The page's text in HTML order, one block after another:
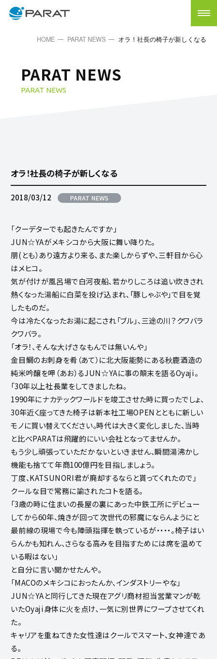
PARAT NEWS
PARAT NEWS
HOME PARAT NEWS オラ！社長の椅子が新しくなる
オラ！社長の椅子が新しくなる
2018/03/12 PARAT NEWS
「クーデターでも起きたんですか」
JUN☆YAがメキシコから大阪に舞い降りた。
朋(とも）あり遠方より来る、また楽しからずや、三軒目から心
はメヒコ。
気が付けが風呂場で白河夜船、若かりしころは追い炊きされ
熱くなった湯船に白菜を投げ込まれ、「豚しゃぶや」で目を覚
したものだ。
今は冷たくなったお湯に起こされ「ブル」、三途の川？クワバラ
クワバラ。
「オラ！、そんな大げさなもんでは無いんや」
金目鯛のお刺身を肴（あて）に北大阪能勢にある秋鹿酒造の
純米吟醸を呷（あお）るJUN☆YAに事の顛末を語るOyaji。
「30年以上社長業をしてきましたね。
1990年にナカテックワールドを竣工させた時に買ったでしょ、
30年近く座ってきた椅子は新本社工場OPENとともに新しい
モノに買い替えてください。時代は大きく変化しました、当時
と比べPARATは飛躍的にいい会社となってませんか。
もう少し頑張っていただかないといきません、瞬間湯沸かし
機能も捨てて年商100億円を目指しましょう。
丁度、KATSUNORI君が廃却するならと貰ってくれたので」
クールな目で常務に諭されたコトを語る。
「3歳の時に住まいの長屋の裏にあった中鉄工所にデビュー
してから60年、焼きが回って次世代の邪魔にならんようにと
最前線の現場で今も陣頭指揮を執っているが・・・・。椅子はい
らんかも知れん、さらなる高みを目指すためには席を温めて
いる暇はない」
と自分に言い聞かせたんや。
「MACOのメキシコにおったんか、インダストリーやな」
JUN☆YAと同行してきた現在アグリ商材担当営業マンが乾
いたOyaji身体に火を点け、一気に別世界にワープさせてくれ
た。
キャリアを重ねてきた女性達はクールでスマート、女神達であ
る。